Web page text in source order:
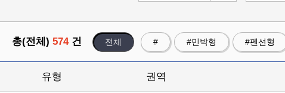
총(전체) 574건 전체 # #민박형 #펜션형
유형 권역